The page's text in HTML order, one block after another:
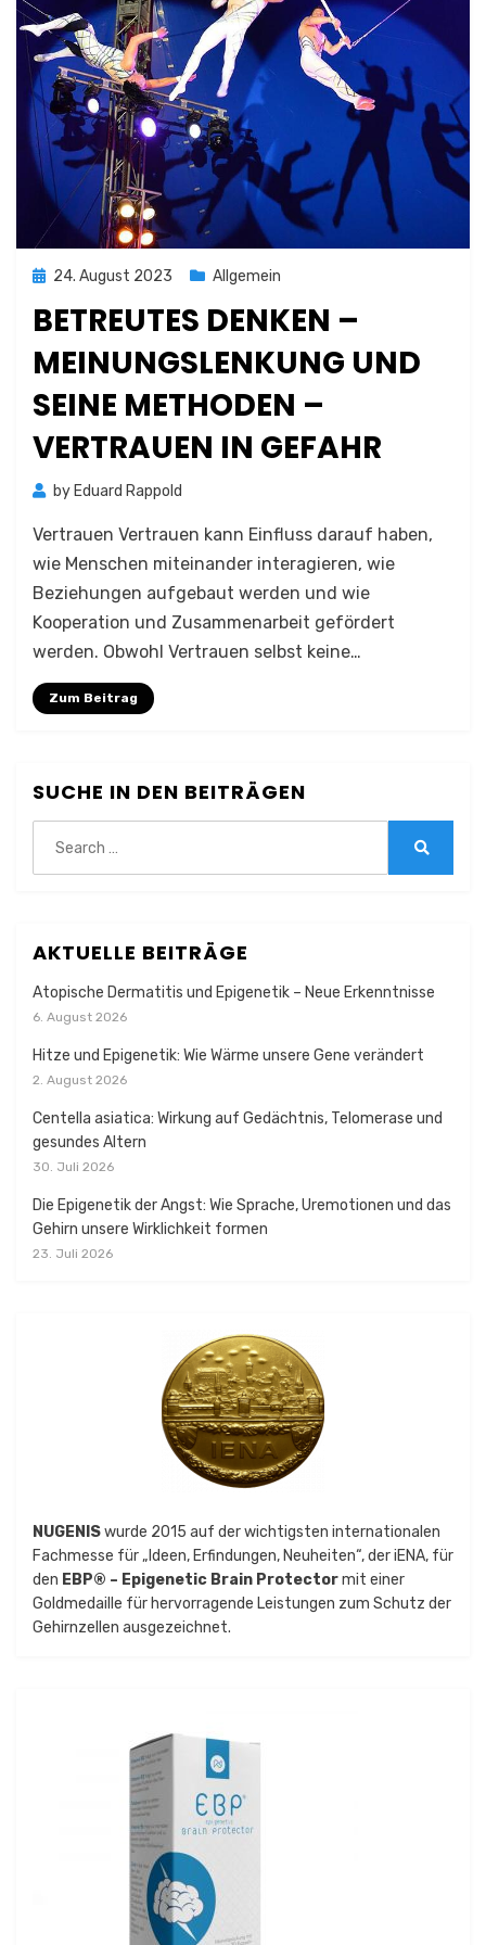
Posted
24. August 2023 Allgemein
BETREUTES DENKEN –
MEINUNGSLENKUNG UND
SEINE METHODEN –
VERTRAUEN IN GEFAHR
by Eduard Rappold
Vertrauen Vertrauen kann Einfluss darauf haben,
wie Menschen miteinander interagieren, wie
Beziehungen aufgebaut werden und wie
Kooperation und Zusammenarbeit gefördert
werden. Obwohl Vertrauen selbst keine…
Zum Beitrag
SUCHE IN DEN BEITRÄGEN
for:
AKTUELLE BEITRÄGE
Atopische Dermatitis und Epigenetik – Neue Erkenntnisse
6. August 2026
Hitze und Epigenetik: Wie Wärme unsere Gene verändert
2. August 2026
Centella asiatica: Wirkung auf Gedächtnis, Telomerase und
gesundes Altern
30. Juli 2026
Die Epigenetik der Angst: Wie Sprache, Uremotionen und das
Gehirn unsere Wirklichkeit formen
23. Juli 2026
NUGENISwurde 2015 auf der wichtigsten internationalen
Fachmesse für „Ideen, Erfindungen, Neuheiten“, der iENA, für
den EBP® – Epigenetic Brain Protectormit einer
Goldmedaille für hervorragende Leistungen zum Schutz der
Gehirnzellen ausgezeichnet.